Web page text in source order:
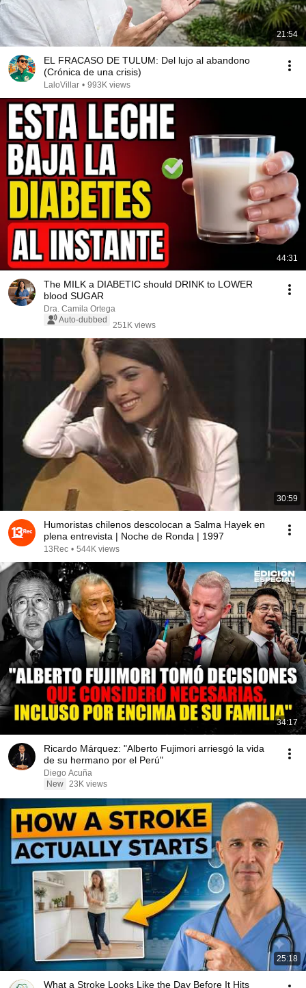
21:54
EL FRACASO DE TULUM: Del lujo al abandono
(Crónica de una crisis)
LaloVillar • 993K views
44:31
The MILK a DIABETIC should DRINK to LOWER
blood SUGAR
Dra. Camila Ortega
Auto-dubbed
251K views
30:59
Humoristas chilenos descolocan a Salma Hayek en
plena entrevista | Noche de Ronda | 1997
13Rec • 544K views
34:17
Ricardo Márquez: "Alberto Fujimori arriesgó la vida
de su hermano por el Perú"
Diego Acuña
New 23K views
25:18
What a Stroke Looks Like the Day Before It Hits